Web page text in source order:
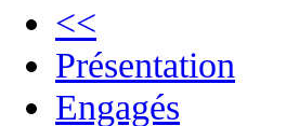
<<
Présentation
Engagés